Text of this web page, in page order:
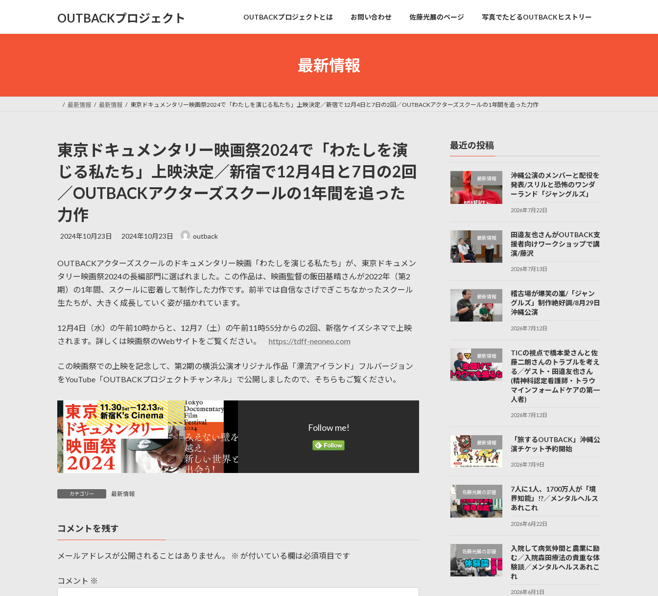
ッ
移
OUTBACKプロジェクト OUTBACKプロジェクトとは お問い合わせ 佐藤光展のページ 写真でたどるOUTBACKヒストリー
最新情報
最新情報 最新情報 東京ドキュメンタリー映画祭2024で「わたしを演じる私たち」上映決定／新宿で12月4日と7日の2回／OUTBACKアクターズスクールの1年間を追った力作
東京ドキュメンタリー映画祭2024で「わたしを演
じる私たち」上映決定／新宿で12月4日と7日の2回
／OUTBACKアクターズスクールの1年間を追った
力作
2024年10月23日
最
新
日
:
2024年10月23日 outback
OUTBACKアクターズスクールのドキュメンタリー映画「わたしを演じる私たち」が、東京ドキュメン
タリー映画祭2024の長編部門に選ばれました。この作品は、映画監督の飯田基晴さんが2022年（第2
期）の1年間、スクールに密着して制作した力作です。前半では自信なさげでぎこちなかったスクール
生たちが、大きく成長していく姿が描かれています。
12月4日（水）の午前10時からと、12月7（土）の午前11時55分からの2回、新宿ケイズシネマで上映
されます。詳しくは映画祭のWebサイトをご覧ください。 https://tdff-neoneo.com
この映画祭での上映を記念して、第2期の横浜公演オリジナル作品「漂流アイランド」フルバージョン
をYouTube「OUTBACKプロジェクトチャンネル」で公開しましたので、そちらもご覧ください。
Follow me!
カテゴリー 最新情報
コメントを残す
メールアドレスが公開されることはありません。 ※ が付いている欄は必須項目です
コメント ※
最近の投稿
最新情報
沖縄公演のメンバーと配役を
発表/スリルと恐怖のワンダ
ーランド「ジャングルズ」
2026年7月22日
最新情報
田邉友也さんがOUTBACK支
援者向けワークショップで講
演/藤沢
2026年7月13日
最新情報
稽古場が爆笑の嵐/「ジャン
グルズ」制作絶好調/8月29日
沖縄公演
2026年7月12日
最新情報
TICの視点で橋本愛さんと佐
藤二朗さんのトラブルを考え
る／ゲスト・田邉友也さん
(精神科認定看護師・トラウ
マインフォームドケアの第一
人者)
2026年7月12日
最新情報
「旅するOUTBACK」沖縄公
演チケット予約開始
2026年7月9日
佐藤光展の部屋
7人に1人、1700万人が「境
界知能」!?／メンタルヘルス
あれこれ
2026年6月22日
佐藤光展の部屋
入院して病気仲間と農業に励
む／入院森田療法の貴重な体
験談／メンタルヘルスあれこ
れ
2026年6月1日